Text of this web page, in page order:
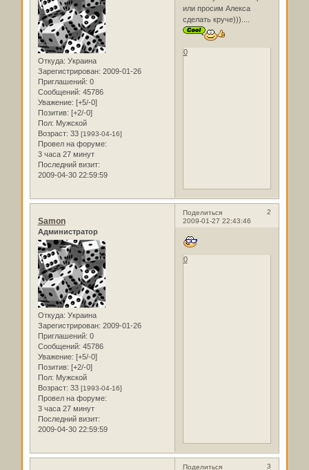
Откуда: Украина
Зарегистрирован: 2009-01-26
Приглашений: 0
Сообщений: 45786
Уважение: [+5/-0]
Позитив: [+2/-0]
Пол: Мужской
Возраст: 33 [1993-04-16]
Провел на форуме:
3 часа 27 минут
Последний визит:
2009-04-30 22:59:59
или просим Алекса
сделать круче)))....
0
Поделиться
2
2009-01-27 22:43:46
Samon
Администратор
Откуда: Украина
Зарегистрирован: 2009-01-26
Приглашений: 0
Сообщений: 45786
Уважение: [+5/-0]
Позитив: [+2/-0]
Пол: Мужской
Возраст: 33 [1993-04-16]
Провел на форуме:
3 часа 27 минут
Последний визит:
2009-04-30 22:59:59
0
Поделиться
3